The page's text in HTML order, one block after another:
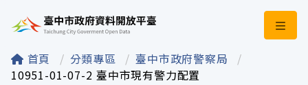
臺中市政府資料開
首頁 分類專區
臺中市政府警察局
10951-01-07-2 臺中市現有警力配置